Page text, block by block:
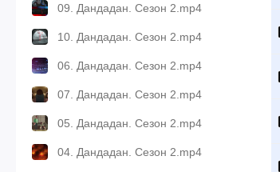
09. Дандадан. Сезон 2.mp4
10. Дандадан. Сезон 2.mp4
06. Дандадан. Сезон 2.mp4
07. Дандадан. Сезон 2.mp4
05. Дандадан. Сезон 2.mp4
04. Дандадан. Сезон 2.mp4